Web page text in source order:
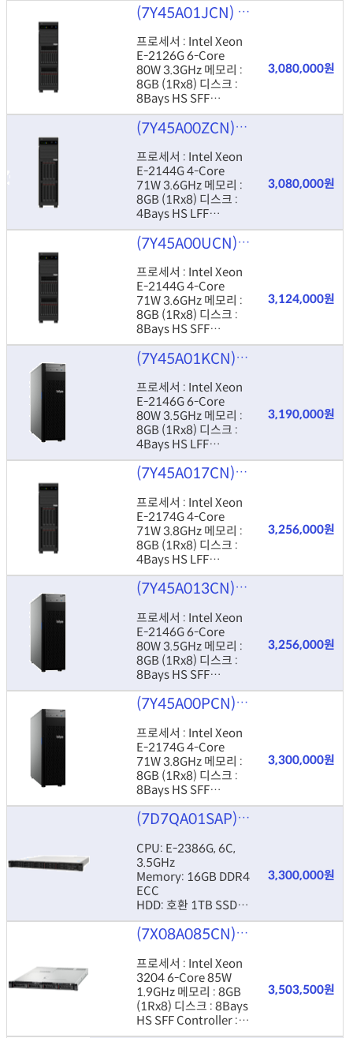
530-8i Power : 550W
(7Y45A01JCN) Lenovo
프로세서 : Intel Xeon
E-2126G 6-Core
80W 3.3GHz 메모리 :
8GB (1Rx8) 디스크 :
8Bays HS SFF
Controller : RAID
530-8i Power : 550W
3,080,000원
(7Y45A00ZCN)
Lenovo
프로세서 : Intel Xeon
E-2144G 4-Core
71W 3.6GHz 메모리 :
8GB (1Rx8) 디스크 :
4Bays HS LFF
Controller : RAID
530-8i Power : 550W
3,080,000원
(7Y45A00UCN)
Lenovo
프로세서 : Intel Xeon
E-2144G 4-Core
71W 3.6GHz 메모리 :
8GB (1Rx8) 디스크 :
8Bays HS SFF
Controller : RAID
530-8i Power : 550W
3,124,000원
(7Y45A01KCN)
Lenovo
프로세서 : Intel Xeon
E-2146G 6-Core
80W 3.5GHz 메모리 :
8GB (1Rx8) 디스크 :
4Bays HS LFF
Controller : RAID
530-8i Power : 550W
3,190,000원
(7Y45A017CN)
Lenovo
프로세서 : Intel Xeon
E-2174G 4-Core
71W 3.8GHz 메모리 :
8GB (1Rx8) 디스크 :
4Bays HS LFF
Controller : RAID
530-8i Power : 550W
3,256,000원
(7Y45A013CN)
Lenovo
프로세서 : Intel Xeon
E-2146G 6-Core
80W 3.5GHz 메모리 :
8GB (1Rx8) 디스크 :
8Bays HS SFF
Controller : RAID
530-8i Power : 550W
3,256,000원
(7Y45A00PCN)
Lenovo
프로세서 : Intel Xeon
E-2174G 4-Core
71W 3.8GHz 메모리 :
8GB (1Rx8) 디스크 :
8Bays HS SFF
Controller : RAID
530-8i Power : 550W
3,300,000원
(7D7QA01SAP)
ThinkSystem
CPU: E-2386G, 6C,
3.5GHz
Memory: 16GB DDR4
ECC
HDD: 호환 1TB SSD
(8x 2.5" HS)
ETC: 1U, 450W HS
3,300,000원
(7X08A085CN)
Lenovo
프로세서 : Intel Xeon
3204 6-Core 85W
1.9GHz 메모리 : 8GB
(1Rx8) 디스크 : 8Bays
HS SFF Controller :
RAID 530-8i Power :
3,503,500원